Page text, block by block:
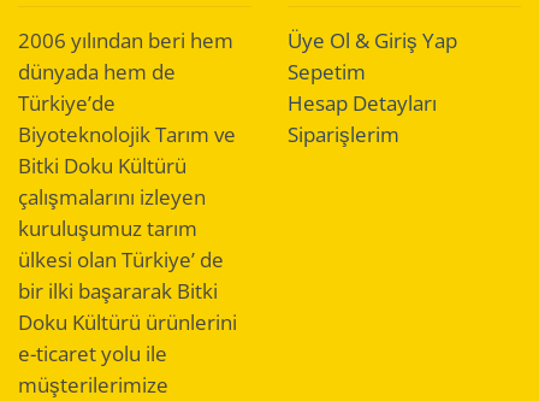
2006 yılından beri hem
dünyada hem de
Türkiye’de
Biyoteknolojik Tarım ve
Bitki Doku Kültürü
çalışmalarını izleyen
kuruluşumuz tarım
ülkesi olan Türkiye’ de
bir ilki başararak Bitki
Doku Kültürü ürünlerini
e-ticaret yolu ile
müşterilerimize
Üye Ol & Giriş Yap
Sepetim
Hesap Detayları
Siparişlerim